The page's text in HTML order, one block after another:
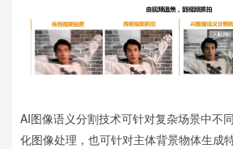
AI图像语义分割技术可针对复杂场景中不
化图像处理，也可针对主体背景物体生成